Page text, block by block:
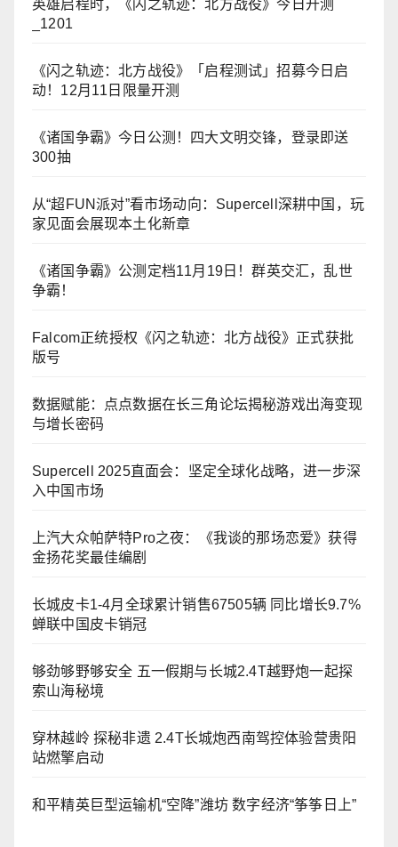
英雄启程时，《闪之轨迹：北方战役》今日开测
_1201
《闪之轨迹：北方战役》「启程测试」招募今日启
动！12月11日限量开测
《诸国争霸》今日公测！四大文明交锋，登录即送
300抽
从“超FUN派对”看市场动向：Supercell深耕中国，玩
家见面会展现本土化新章
《诸国争霸》公测定档11月19日！群英交汇，乱世
争霸！
Falcom正统授权《闪之轨迹：北方战役》正式获批
版号
数据赋能：点点数据在长三角论坛揭秘游戏出海变现
与增长密码
Supercell 2025直面会：坚定全球化战略，进一步深
入中国市场
上汽大众帕萨特Pro之夜：《我谈的那场恋爱》获得
金扬花奖最佳编剧
长城皮卡1-4月全球累计销售67505辆 同比增长9.7%
蝉联中国皮卡销冠
够劲够野够安全 五一假期与长城2.4T越野炮一起探
索山海秘境
穿林越岭 探秘非遗 2.4T长城炮西南驾控体验营贵阳
站燃擎启动
和平精英巨型运输机“空降”潍坊 数字经济“筝筝日上”